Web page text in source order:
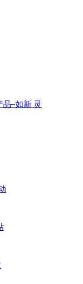
–如新 灵